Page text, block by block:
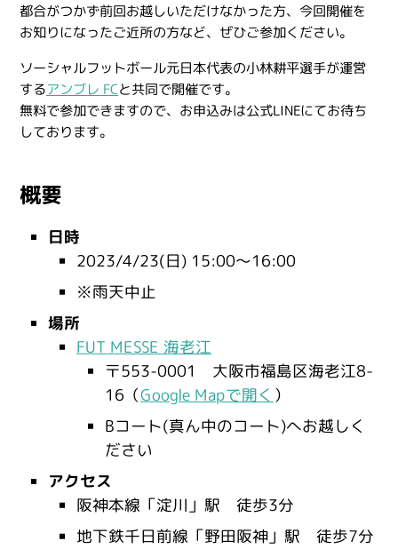
都合がつかず前回お越しいただけなかった方、今回開催を
お知りになったご近所の方など、ぜひご参加ください。
ソーシャルフットボール元日本代表の小林耕平選手が運営
するアンブレ FCと共同で開催です。
無料で参加できますので、お申込みは公式LINEにてお待ち
しております。
概要
日時
2023/4/23(日) 15:00～16:00
※雨天中止
場所
FUT MESSE 海老江
〒553-0001 大阪市福島区海老江8-
16（Google Mapで開く ）
Bコート(真ん中のコート)へお越しく
ださい
アクセス
阪神本線「淀川」駅 徒歩3分
地下鉄千日前線「野田阪神」駅 徒歩7分